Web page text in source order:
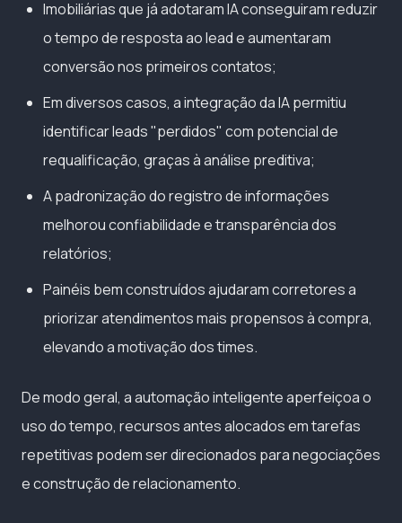
Imobiliárias que já adotaram IA conseguiram reduzir
o tempo de resposta ao lead e aumentaram
conversão nos primeiros contatos;
Em diversos casos, a integração da IA permitiu
identificar leads "perdidos" com potencial de
requalificação, graças à análise preditiva;
A padronização do registro de informações
melhorou confiabilidade e transparência dos
relatórios;
Painéis bem construídos ajudaram corretores a
priorizar atendimentos mais propensos à compra,
elevando a motivação dos times.
De modo geral, a automação inteligente aperfeiçoa o
uso do tempo, recursos antes alocados em tarefas
repetitivas podem ser direcionados para negociações
e construção de relacionamento.